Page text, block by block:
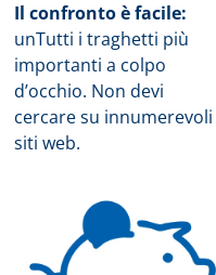
Il confronto è facile:
unTutti i traghetti più
importanti a colpo
d’occhio. Non devi
cercare su innumerevoli
siti web.